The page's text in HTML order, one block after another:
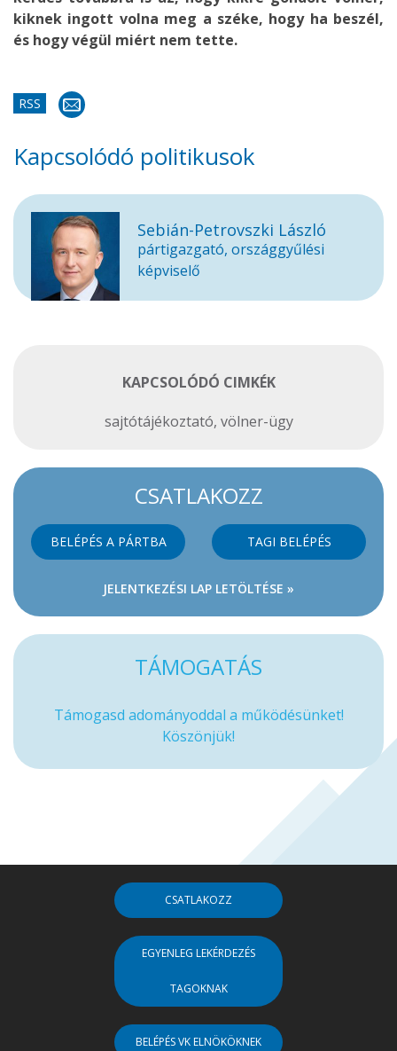
kiknek ingott volna meg a széke, hogy ha beszél,
és hogy végül miért nem tette.
RSS
Kapcsolódó politikusok
Sebián-Petrovszki László
pártigazgató, országgyűlési
képviselő
KAPCSOLÓDÓ CIMKÉK
sajtótájékoztató, völner-ügy
CSATLAKOZZ
BELÉPÉS A PÁRTBA TAGI BELÉPÉS
JELENTKEZÉSI LAP LETÖLTÉSE »
TÁMOGATÁS
Támogasd adományoddal a működésünket!
Köszönjük!
CSATLAKOZZ
EGYENLEG LEKÉRDEZÉS
TAGOKNAK
BELÉPÉS VK ELNÖKÖKNEK